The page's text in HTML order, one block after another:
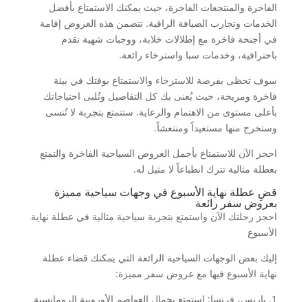
الفاخرة والمنتجعات الفاخرة، حيث يمكنك الاستمتاع بأفضل
الخدمات وتجارب الضيافة الراقية. تتضمن هذه العروض إقامة
في أجنحة فاخرة مع إطلالات خلابة، ووجبات شهية تقدم
باحترافية، وخدمات سبا واسترخاء رائعة.
سوف تحظى بفرصة للاسترخاء والاستمتاع بوقتك في بيئة
فاخرة ومريحة، حيث يُعنى بك كل التفاصيل وتُلبى احتياجاتك
بأعلى مستوى من الاهتمام والرعاية. ستتمتع بتجربة لا تُنسى
وستخرج منها مستعيداً ومنتعشاً.
احجز الآن للاستمتاع بأجمل العروض السياحية الفاخرة والتمتع
بعطلة مثالية تترك انطباعاً لا مثيل له.
قضِ عطلة نهاية الأسبوع في وجهات سياحية مميزة
بعروض سفر رائعة
احجز رحلتك الآن واستمتع بتجربة سياحية مثالية في عطلة نهاية
الأسبوع
إليك بعض الوجهات السياحية الرائعة التي يمكنك قضاء عطلة
نهاية الأسبوع فيها مع عروض سفر مميزة:
1. باريس، فرنسا: استمتع بجمال العواصم الأوروبية الرومانسية